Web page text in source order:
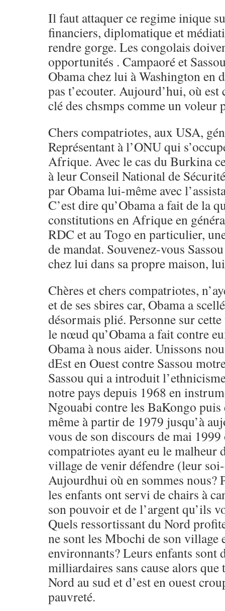
Il faut attaquer ce regime inique
financiers, diplomatique et
rendre gorge. Les congolais
opportunités . Campaoré et
Obama chez lui à Washington en
pas t’ecouter. Aujourd’hui, où
clé des chsmps comme un voleur
Chers compatriotes, aux USA,
Représentant à l’ONU qui
Afrique. Avec le cas du Burkina
à leur Conseil National de
par Obama lui-même avec
C’est dire qu’Obama a fait de la
constitutions en Afrique en
RDC et au Togo en particulier,
de mandat. Souvenez-vous
chez lui dans sa propre maison,
Chères et chers compatriotes,
et de ses sbires car, Obama a
désormais plié. Personne sur
le nœud qu’Obama a fait contre
Obama à nous aider. Unissons
dEst en Ouest contre Sassou
Sassou qui a introduit
notre pays depuis 1968 en
Ngouabi contre les BaKongo
même à partir de 1979 jusqu’à
vous de son discours de mai
compatriotes ayant eu le malheur
village de venir défendre (leur
Aujourdhui où en sommes nous?
les enfants ont servi de chairs à
son pouvoir et de l’argent qu’ils
Quels ressortissant du Nord
ne sont les Mbochi de son village
environnants? Leurs enfants sont
milliardaires sans cause alors
Nord au sud et d’est en ouest
pauvreté.